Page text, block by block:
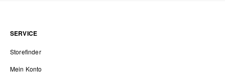
SERVICE
Storefinder
Mein Konto